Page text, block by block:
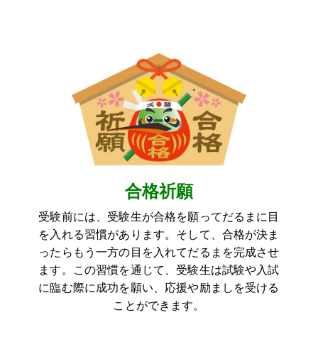
合格祈願
受験前には、受験生が合格を願ってだるまに目
を入れる習慣があります。そして、合格が決ま
ったらもう一方の目を入れてだるまを完成させ
ます。この習慣を通じて、受験生は試験や入試
に臨む際に成功を願い、応援や励ましを受ける
ことができます。